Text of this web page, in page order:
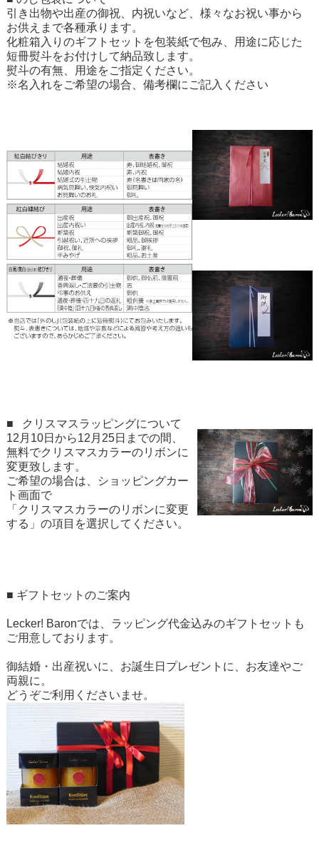
引き出物や出産の御祝、内祝いなど、様々なお祝い事から
お供えまで各種承ります。
化粧箱入りのギフトセットを包装紙で包み、用途に応じた
短冊熨斗をお付けして納品致します。
熨斗の有無、用途をご指定ください。
※名入れをご希望の場合、備考欄にご記入ください
■
クリスマスラッピングについて
12月10日から12月25日までの間、
無料でクリスマスカラーのリボンに
変更致します。
ご希望の場合は、ショッピングカー
ト画面で
「クリスマスカラーのリボンに変更
する」の項目を選択してください。
■ ギフトセットのご案内
Lecker! Baronでは、ラッピング代金込みのギフトセットも
ご用意しております。
御結婚・出産祝いに、お誕生日プレゼントに、お友達やご
両親に。
どうぞご利用くださいませ。